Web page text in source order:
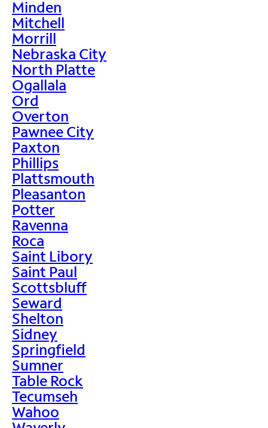
Minden
Mitchell
Morrill
Nebraska City
North Platte
Ogallala
Ord
Overton
Pawnee City
Paxton
Phillips
Plattsmouth
Pleasanton
Potter
Ravenna
Roca
Saint Libory
Saint Paul
Scottsbluff
Seward
Shelton
Sidney
Springfield
Sumner
Table Rock
Tecumseh
Wahoo